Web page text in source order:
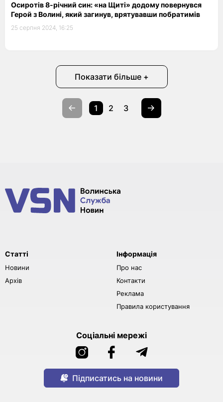
Осиротів 8-річний син: «на Щиті» додому повернувся
Герой з Волині, який загинув, врятувавши побратимів
25 серпня 2024, 16:25
Показати більше +
1 2 3
Статті
Новини
Архів
Інформація
Про нас
Контакти
Реклама
Правила користування
Соціальні мережі
Підписатись на новини